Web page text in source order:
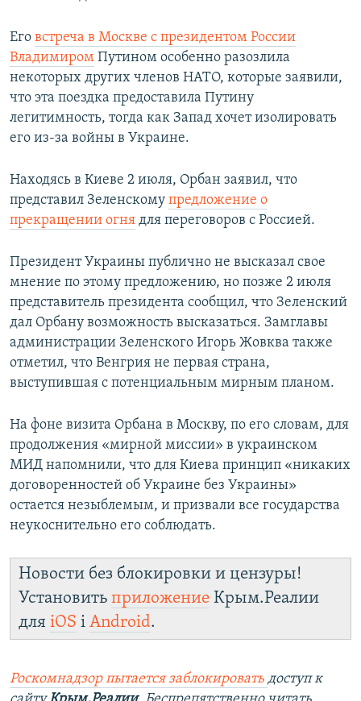
Его встреча в Москве с президентом России
Владимиром Путином особенно разозлила
некоторых других членов НАТО, которые заявили,
что эта поездка предоставила Путину
легитимность, тогда как Запад хочет изолировать
его из-за войны в Украине.
Находясь в Киеве 2 июля, Орбан заявил, что
представил Зеленскому предложение о
прекращении огня для переговоров с Россией.
Президент Украины публично не высказал свое
мнение по этому предложению, но позже 2 июля
представитель президента сообщил, что Зеленский
дал Орбану возможность высказаться. Замглавы
администрации Зеленского Игорь Жовква также
отметил, что Венгрия не первая страна,
выступившая с потенциальным мирным планом.
На фоне визита Орбана в Москву, по его словам, для
продолжения «мирной миссии» в украинском
МИД напомнили, что для Киева принцип «никаких
договоренностей об Украине без Украины»
остается незыблемым, и призвали все государства
неукоснительно его соблюдать.
Новости без блокировки и цензуры!
Установить приложение Крым.Реалии
для iOS і Android.
Роскомнадзор пытается заблокировать доступ к